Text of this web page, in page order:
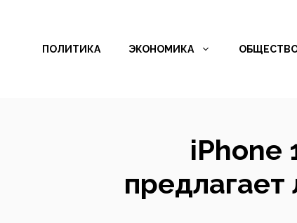
содержимому
ПОЛИТИКА ЭКОНОМИКА
iPhone